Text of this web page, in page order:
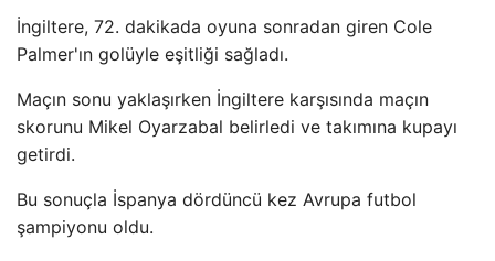
İngiltere, 72. dakikada oyuna sonradan giren Cole
Palmer'ın golüyle eşitliği sağladı.
Maçın sonu yaklaşırken İngiltere karşısında maçın
skorunu Mikel Oyarzabal belirledi ve takımına kupayı
getirdi.
Bu sonuçla İspanya dördüncü kez Avrupa futbol
şampiyonu oldu.